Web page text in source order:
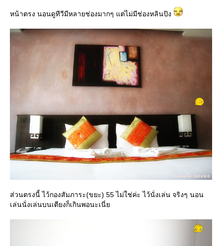
หน้าตรง นอนดูทีวีมีหลายช่องมากๆ แต่ไม่มีช่องหลินปิง
ส่วนตรงนี้ ไว้กองสัมภาระ(ขยะ) 55 ไม่ใช่ค่ะ ไว้นั่งเล่น จริงๆ นอน
เล่นนั่งเล่นบนเตียงก็เกินพอนะเนี่